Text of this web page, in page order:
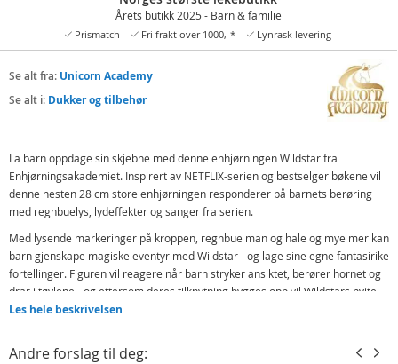
Årets butikk 2025 - Barn & familie
Prismatch Fri frakt over 1000,-* Lynrask levering
Se alt fra: Unicorn Academy
Se alt i: Dukker og tilbehør
La barn oppdage sin skjebne med denne enhjørningen Wildstar fra
Enhjørningsakademiet. Inspirert av NETFLIX-serien og bestselger bøkene vil
denne nesten 28 cm store enhjørningen responderer på barnets berøring
med regnbuelys, lydeffekter og sanger fra serien.
Med lysende markeringer på kroppen, regnbue man og hale og mye mer kan
barn gjenskape magiske eventyr med Wildstar - og lage sine egne fantasirike
fortellinger. Figuren vil reagere når barn stryker ansiktet, berører hornet og
drar i tøylene - og ettersom deres tilknytning bygges opp vil Wildstars hvite
lys skinne sterkere og forvandle seg til regnbue-farger ettersom barnet
Interaktiv respons: Reagerer med lys og lyd ved berøring
Les hele beskrivelsen
Andre forslag til deg: